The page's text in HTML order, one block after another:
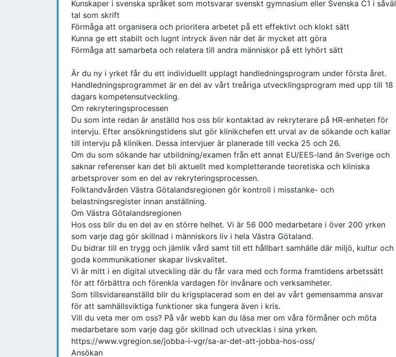
Kunskaper i svenska språket som motsvarar svenskt gymnasium eller Svenska C1 i såväl
tal som skrift
Förmåga att organisera och prioritera arbetet på ett effektivt och klokt sätt
Kunna ge ett stabilt och lugnt intryck även när det är mycket att göra
Förmåga att samarbeta och relatera till andra människor på ett lyhört sätt
Är du ny i yrket får du ett individuellt upplagt handledningsprogram under första året.
Handledningsprogrammet är en del av vårt treåriga utvecklingsprogram med upp till 18
dagars kompetensutveckling.
Om rekryteringsprocessen
Du som inte redan är anställd hos oss blir kontaktad av rekryterare på HR-enheten för
intervju. Efter ansökningstidens slut gör klinikchefen ett urval av de sökande och kallar
till intervju på kliniken. Dessa intervjuer är planerade till vecka 25 och 26.
Om du som sökande har utbildning/examen från ett annat EU/EES-land än Sverige och
saknar referenser kan det bli aktuellt med kompletterande teoretiska och kliniska
arbetsprover som en del av rekryteringsprocessen.
Folktandvården Västra Götalandsregionen gör kontroll i misstanke- och
belastningsregister innan anställning.
Om Västra Götalandsregionen
Hos oss blir du en del av en större helhet. Vi är 56 000 medarbetare i över 200 yrken
som varje dag gör skillnad i människors liv i hela Västra Götaland.
Du bidrar till en trygg och jämlik vård samt till ett hållbart samhälle där miljö, kultur och
goda kommunikationer skapar livskvalitet.
Vi är mitt i en digital utveckling där du får vara med och forma framtidens arbetssätt
för att förbättra och förenkla vardagen för invånare och verksamheter.
Som tillsvidareanställd blir du krigsplacerad som en del av vårt gemensamma ansvar
för att samhällsviktiga funktioner ska fungera även i kris.
Vill du veta mer om oss? På vår webb kan du läsa mer om våra förmåner och möta
medarbetare som varje dag gör skillnad och utvecklas i sina yrken.
https://www.vgregion.se/jobba-i-vgr/sa-ar-det-att-jobba-hos-oss/
Ansökan